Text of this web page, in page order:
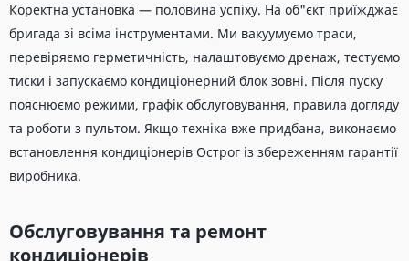
Коректна установка — половина успіху. На об"єкт приїжджає
бригада зі всіма інструментами. Ми вакуумуємо траси,
перевіряємо герметичність, налаштовуємо дренаж, тестуємо
тиски і запускаємо кондиціонерний блок зовні. Після пуску
пояснюємо режими, графік обслуговування, правила догляду
та роботи з пультом. Якщо техніка вже придбана, виконаємо
встановлення кондиціонерів Острог із збереженням гарантії
виробника.
Обслуговування та ремонт
кондиціонерів